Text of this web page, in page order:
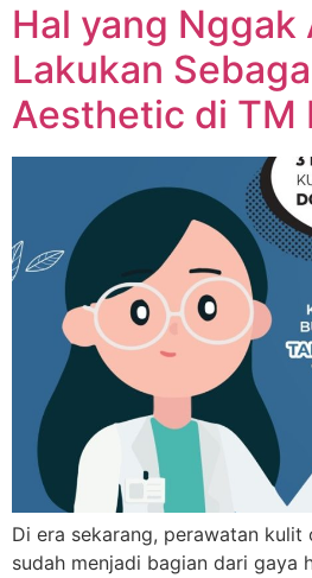
Hal yang Nggak
Lakukan
Aesthetic di TM
Di era sekarang, perawatan
sudah menjadi bagian dari gaya